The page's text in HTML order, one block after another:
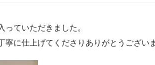
っていただきました。
寧に仕上げてくださりありがとうござい